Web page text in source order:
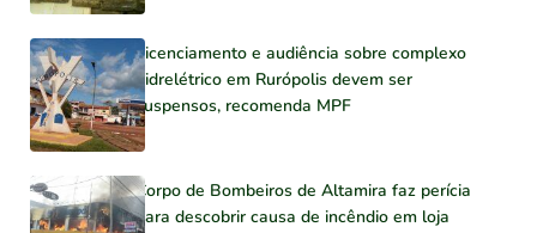
Licenciamento e audiência sobre complexo
hidrelétrico em Rurópolis devem ser
suspensos, recomenda MPF
Corpo de Bombeiros de Altamira faz perícia
para descobrir causa de incêndio em loja